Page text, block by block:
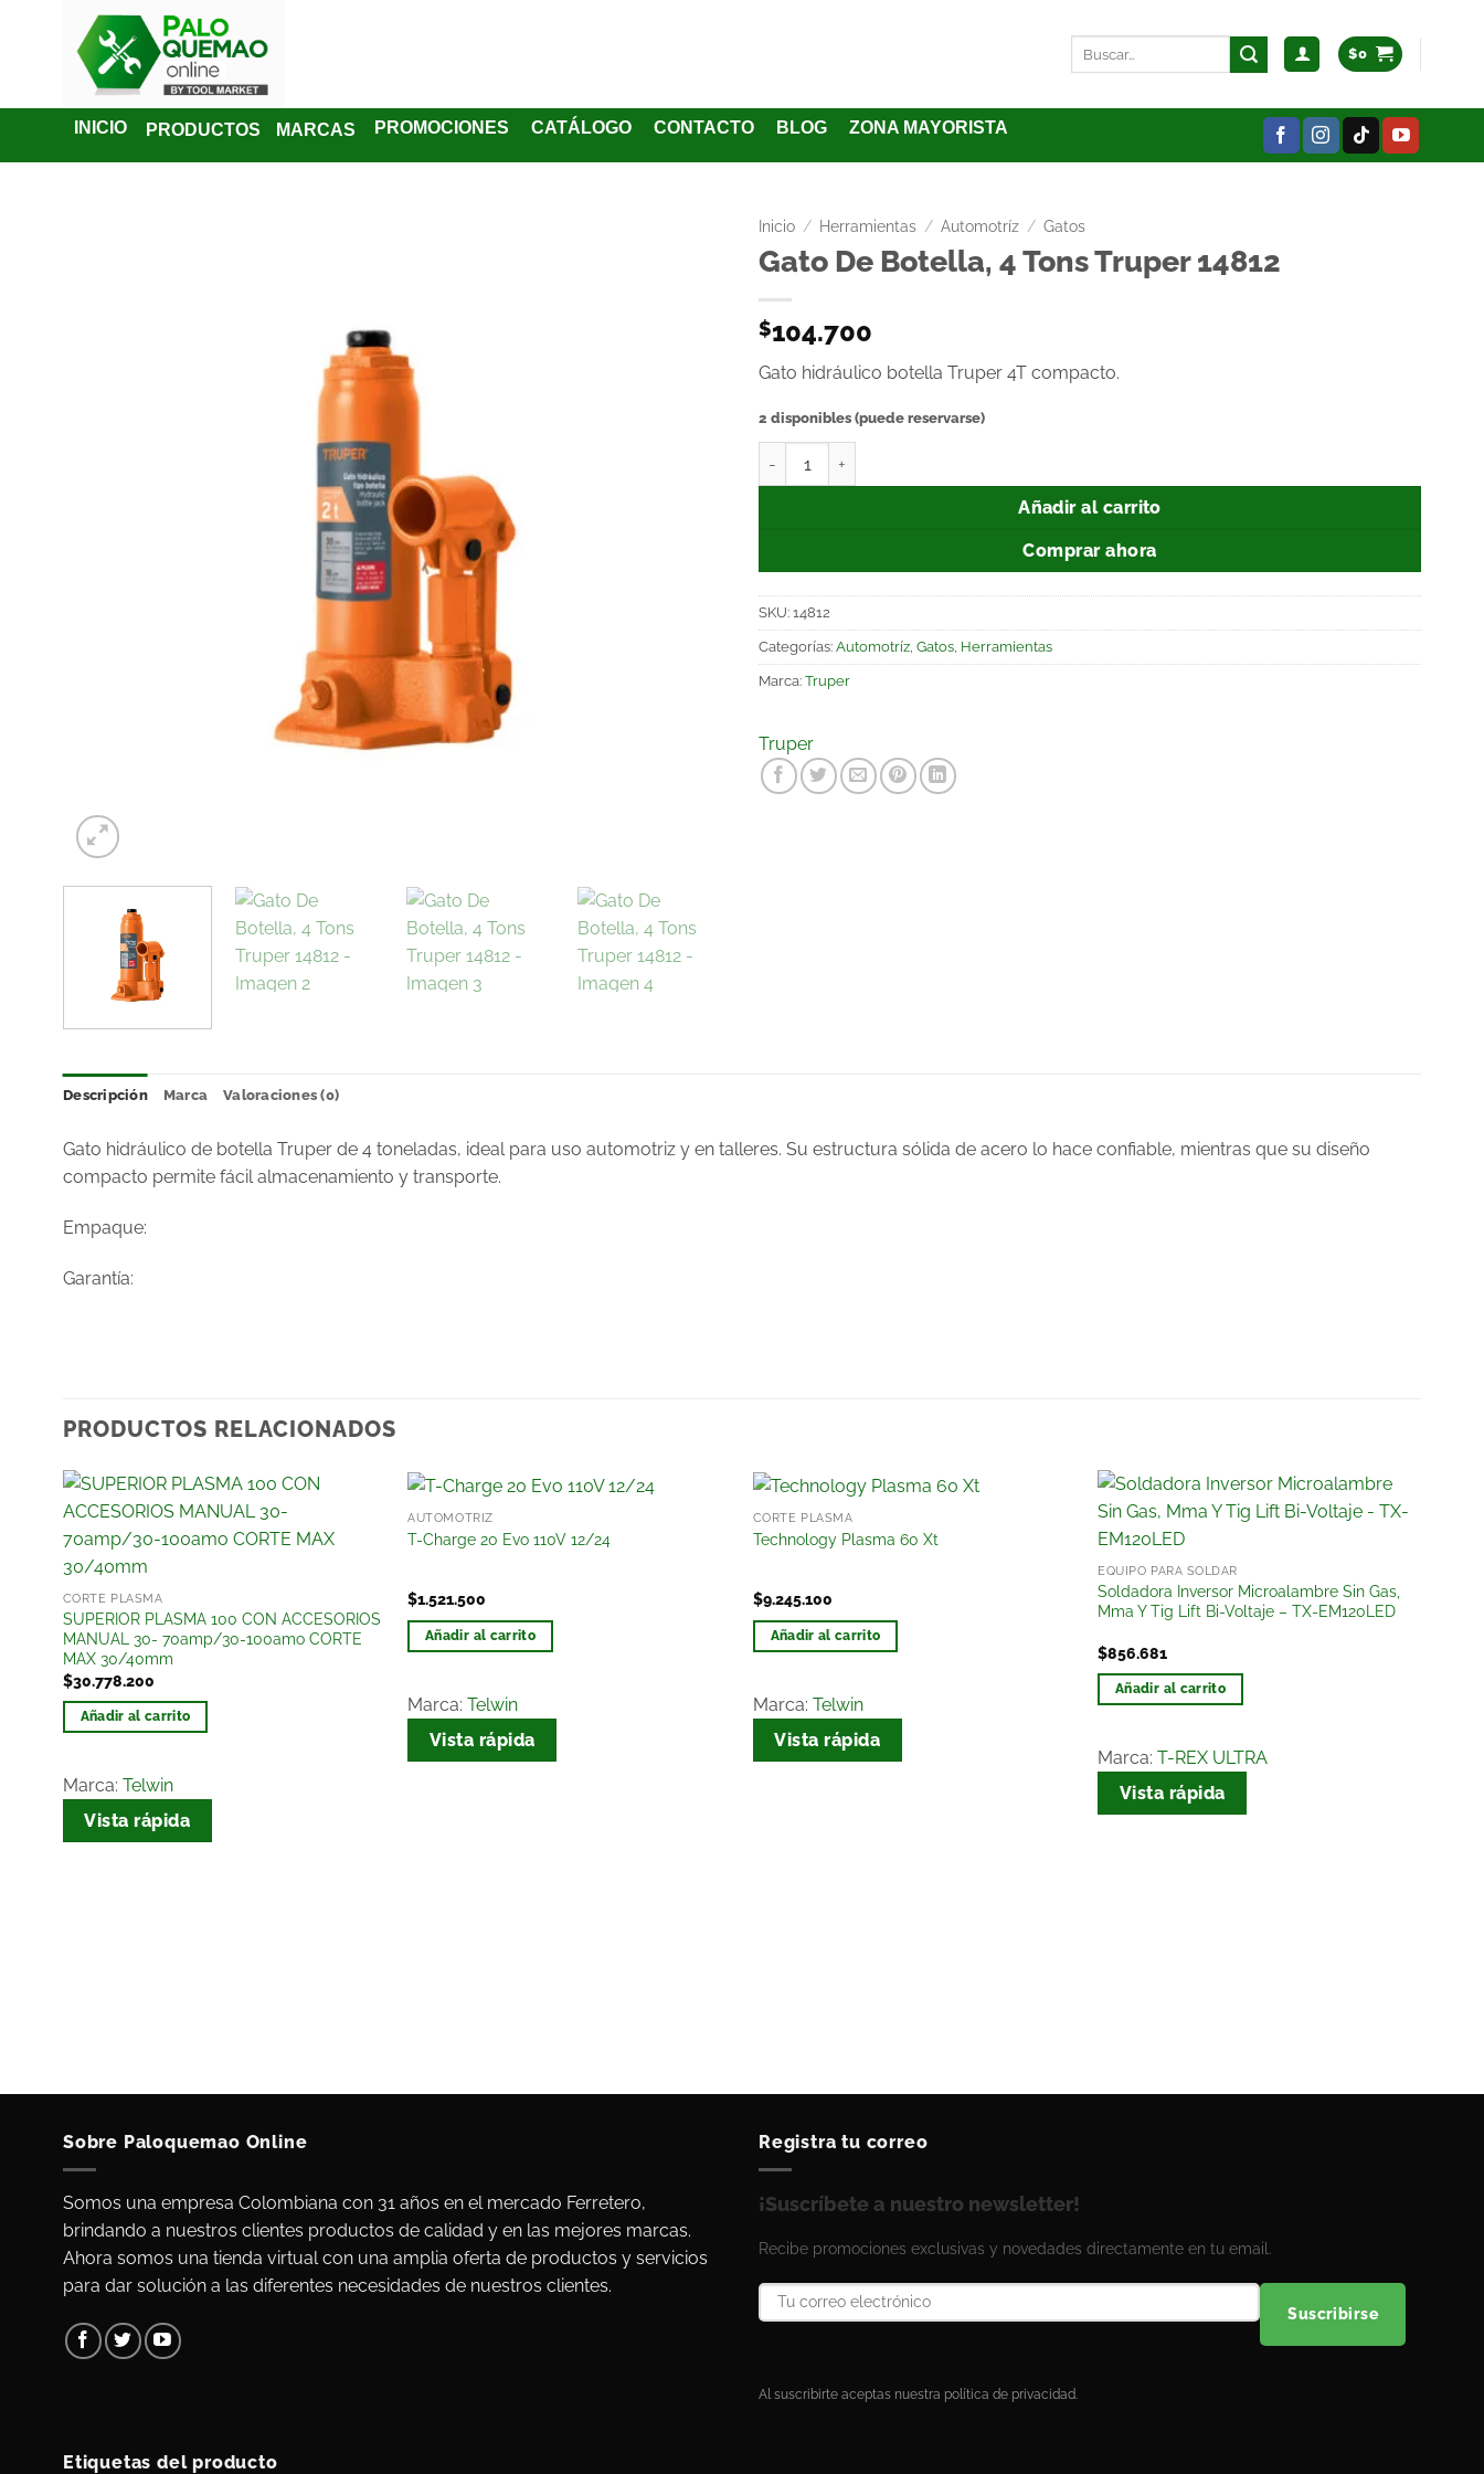
$0
INICIO PRODUCTOS MARCAS PROMOCIONES CATÁLOGO CONTACTO BLOG ZONA MAYORISTA
Inicio / Herramientas / Automotríz / Gatos
Gato De Botella, 4 Tons Truper 14812
$104.700
Gato hidráulico botella Truper 4T compacto.
2 disponibles (puede reservarse)
Añadir al carrito
Comprar ahora
SKU: 14812
Categorías: Automotríz Gatos Herramientas
Marca: Truper
Truper
Descripción Marca Valoraciones (0)
Gato hidráulico de botella Truper de 4 toneladas, ideal para uso automotriz y en talleres. Su estructura sólida de acero lo hace confiable, mientras que su diseño
compacto permite fácil almacenamiento y transporte.
Empaque:
Garantía:
PRODUCTOS RELACIONADOS
Añadir
deseos
CORTE PLASMA
SUPERIOR PLASMA 100 CON ACCESORIOS
MANUAL 30- 70amp/30-100amo CORTE
MAX 30/40mm
$30.778.200
Añadir al carrito
Marca: Telwin
Vista rápida
AUTOMOTRÍZ
T-Charge 20 Evo 110V 12/24
$1.521.500
Añadir al carrito
Marca:Telwin
Vista rápida
CORTE PLASMA
Technology Plasma 60 Xt
$9.245.100
Añadir al carrito
Marca: Telwin
Vista rápida
de
deseos
EQUIPO PARA SOLDAR
Soldadora Inversor Microalambre Sin Gas,
Mma Y Tig Lift Bi-Voltaje – TX-EM120LED
$856.681
Añadir al carrito
Marca:T-REX ULTRA
Vista rápida
Sobre Paloquemao Online
Somos una empresa Colombiana con 31 años en el mercado Ferretero,
brindando a nuestros clientes productos de calidad y en las mejores marcas.
Ahora somos una tienda virtual con una amplia oferta de productos y servicios
para dar solución a las diferentes necesidades de nuestros clientes.
Registra tu correo
¡Suscríbete a nuestro newsletter!
Recibe promociones exclusivas y novedades directamente en tu email.
Suscribirse
Al suscribirte aceptas nuestra política de privacidad.
Etiquetas del producto